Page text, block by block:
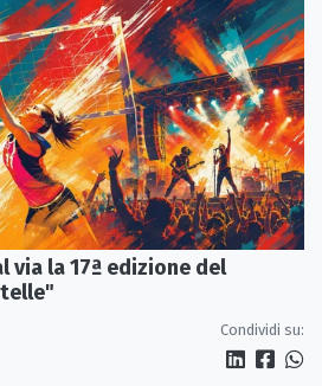
via la 17ª edizione del
Condividi su: